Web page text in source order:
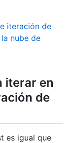
iteración de
nube de
iterar en
de
es igual que